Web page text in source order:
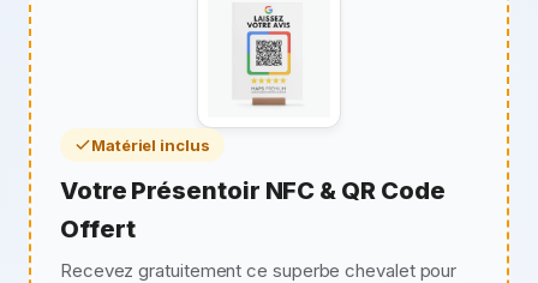
Matériel inclus
Votre Présentoir NFC & QR Code
Offert
Recevez gratuitement ce superbe chevalet pour